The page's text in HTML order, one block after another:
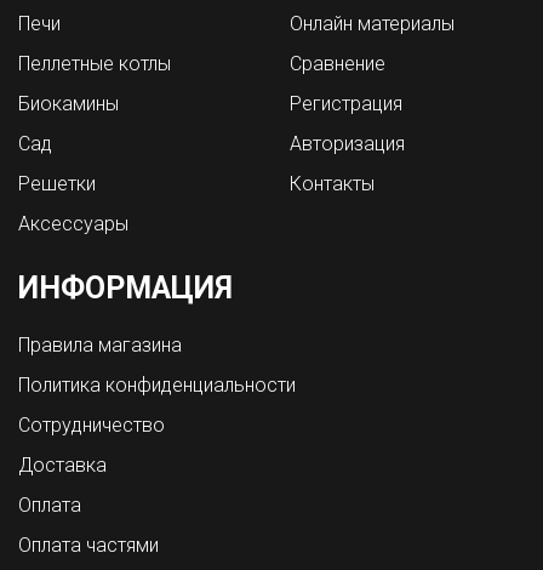
Печи
Пеллетные котлы
Биокамины
Сад
Решетки
Аксессуары
Онлайн материалы
Сравнение
Регистрация
Авторизация
Контакты
ИНФОРМАЦИЯ
Правила магазина
Политика конфиденциальности
Сотрудничество
Доставка
Оплата
Оплата частями